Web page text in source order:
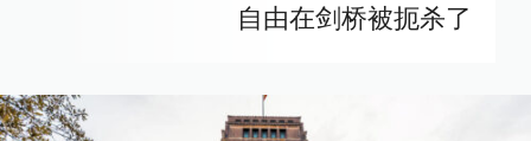
自由在剑桥被扼杀了